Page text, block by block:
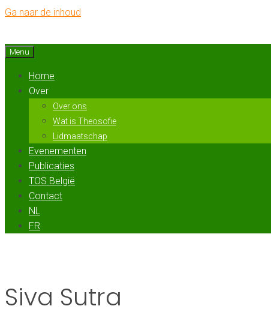
Ga naar de inhoud
Menu
Home
Over
Over ons
Wat is Theosofie
Lidmaatschap
Evenementen
Publicaties
TOS België
Contact
NL
FR
Siva Sutra